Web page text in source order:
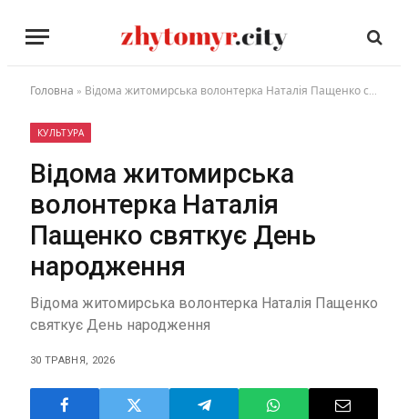
Головна » Відома житомирська волонтерка Наталія Пащенко святкує День народження
КУЛЬТУРА
Відома житомирська
волонтерка Наталія
Пащенко святкує День
народження
Відома житомирська волонтерка Наталія Пащенко
святкує День народження
30 ТРАВНЯ, 2026